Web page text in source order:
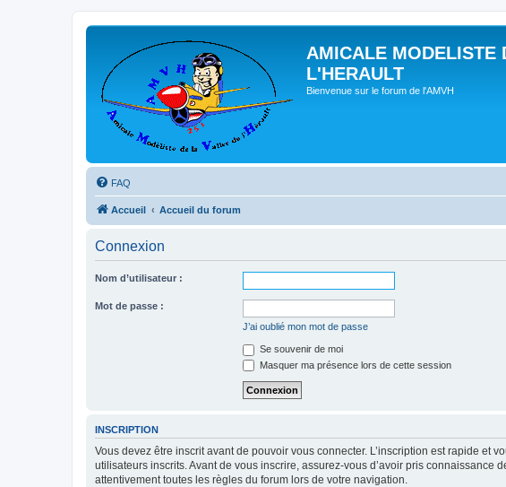
AMICALE MODELISTE
L'HERAULT
Bienvenue sur le forum de l'AMVH
FAQ
Accueil Accueil du forum
Connexion
Nom d’utilisateur :
Mot de passe :
J’ai oublié mon mot de passe
Se souvenir de moi
Masquer ma présence lors de cette session
INSCRIPTION
Vous devez être inscrit avant de pouvoir vous connecter. L’inscription est rapide
utilisateurs inscrits. Avant de vous inscrire, assurez-vous d’avoir pris
attentivement toutes les règles du forum lors de votre navigation.